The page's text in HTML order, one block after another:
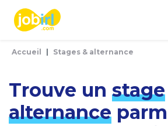
Accueil Stages & alternance
Trouve un stage
alternance
Panneau de gestion des cookies